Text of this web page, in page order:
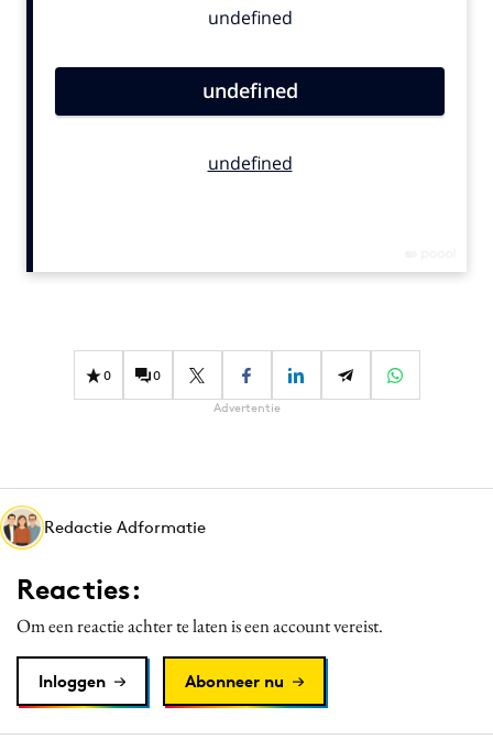
Contentmarketing
Effectiviteit
Gedragsverandering
Martech
Media
Merkstrategie
PR
Programmatic
Reputatie & crisis
0 0
Advertentie
Redactie Adformatie
Reacties:
Om een reactie achter te laten is een account vereist.
Inloggen Abonneer nu